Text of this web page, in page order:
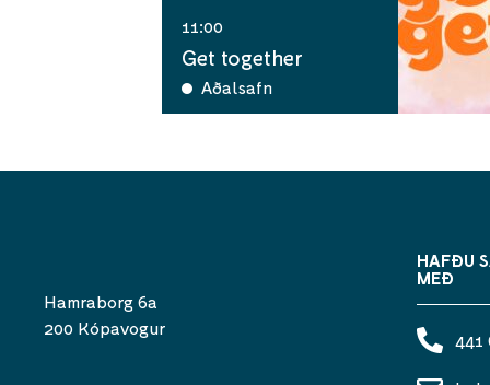
11:00
Get together
Aðalsafn
Hamraborg 6a
200 Kópavogur
HAFÐU
MEÐ
441